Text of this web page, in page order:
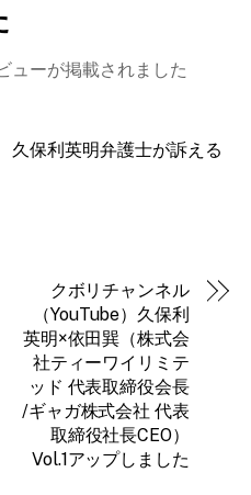
ューが掲載されました
久保利英明弁護士が訴える
クボリチャンネル
（YouTube）久保利
英明×依田巽（株式会
社ティーワイリミテ
ッド 代表取締役会長
/ギャガ株式会社 代表
取締役社長CEO）
Vol.1アップしました